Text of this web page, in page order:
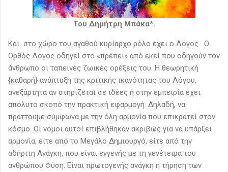
Του Δημήτρη Μπάκα*.
Και στο χώρο του αγαθού κυρίαρχο ρόλο έχει ο Λόγος. Ο
Ορθός Λόγος οδηγεί στο «πρέπει» από εκεί που οδηγούν τον
άνθρωπο οι ταπεινές ζωικές ορέξεις του. Η θεωρητική
{καθαρή} ανάπτυξη της κριτικής ικανότητας του Λόγου,
ανεξάρτητα αν στηρίζεται σε ιδέες ή στην εμπειρία έχει
απόλυτο σκοπό την πρακτική εφαρμογή. Δηλαδή, να
πράττουμε σύμφωνα με την όλη αρμονία που επικρατεί στον
κόσμο. Οι νόμοι αυτοί επιβλήθηκαν ακριβώς για να υπάρξει
αρμονία, είτε από το Μεγάλο Δημιουργό, είτε από την
αδήριτη Ανάγκη, που είναι εγγενής με τη γενέτειρα του
ανθρώπου Φύση. Είναι πρωτογενής ανάγκη η τήρηση των